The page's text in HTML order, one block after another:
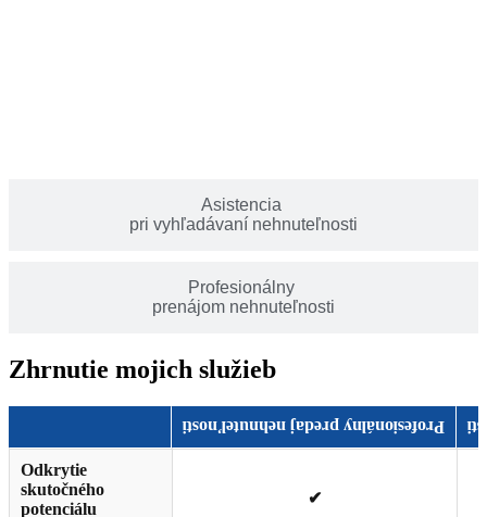
Asistencia
pri vyhľadávaní nehnuteľnosti
Profesionálny
prenájom nehnuteľnosti
Zhrnutie mojich služieb
Profesionálny predaj nehnuteľnosti
Odkrytie
skutočného
potenciálu
✔